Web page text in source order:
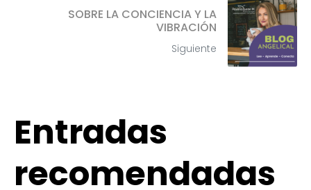
SOBRE LA CONCIENCIA Y LA
VIBRACIÓN
Siguiente
Entradas
recomendadas